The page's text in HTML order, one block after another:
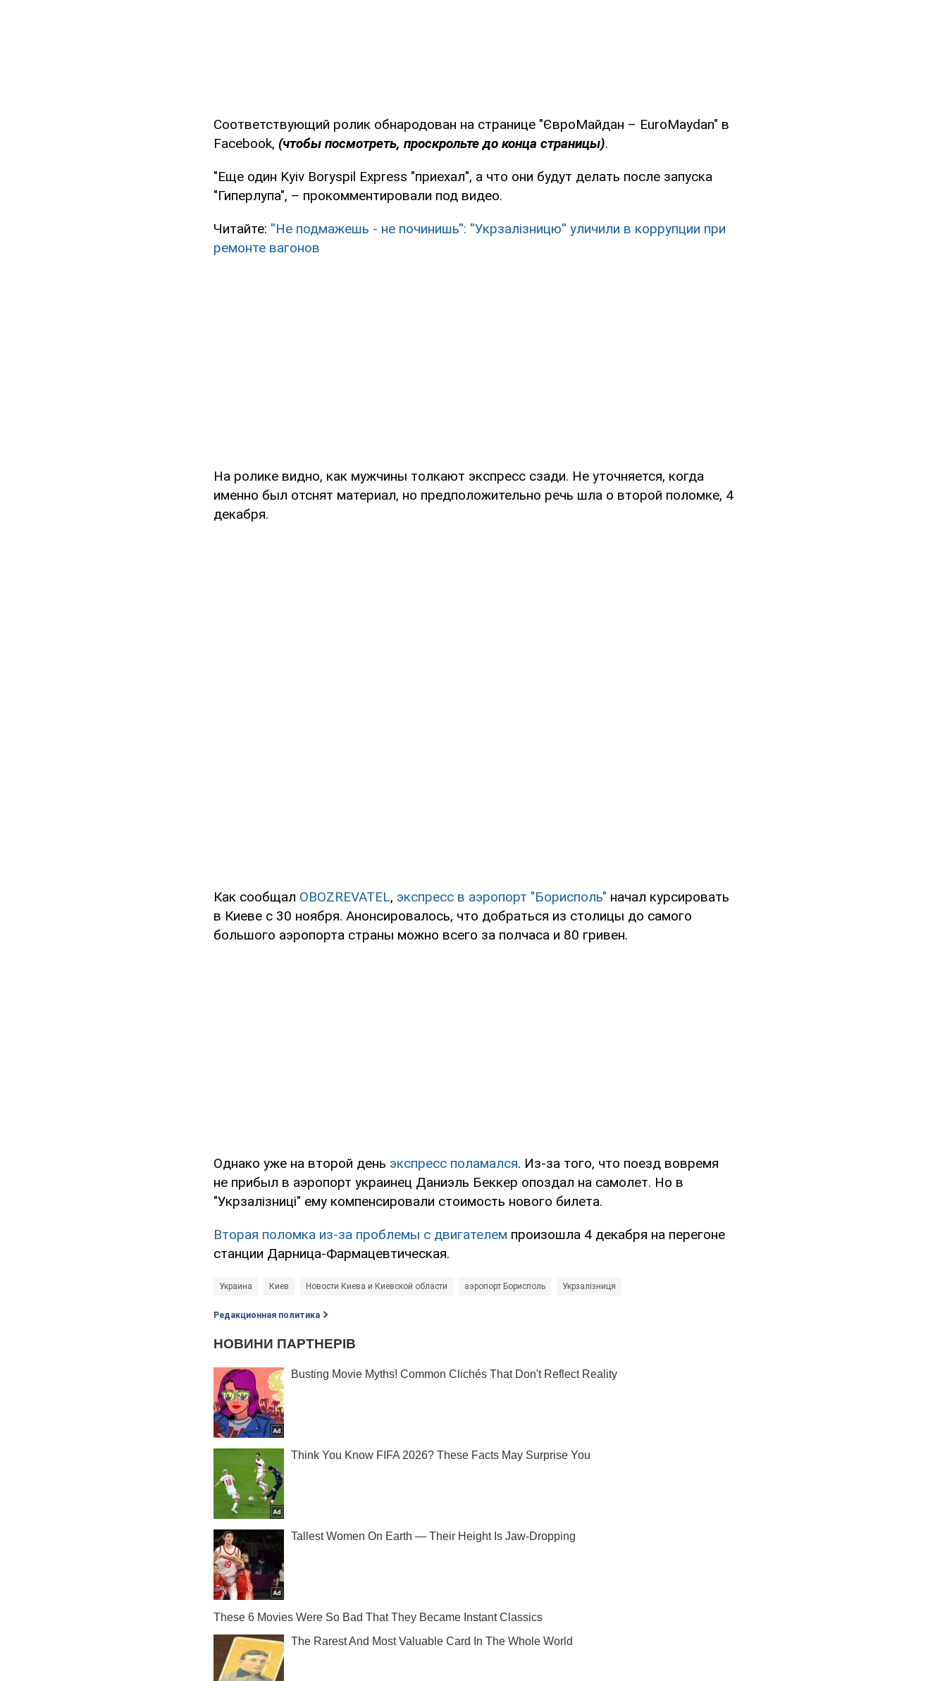
Соответствующий ролик обнародован на странице "ЄвроМайдан – EuroMaydan" в
Facebook, (чтобы посмотреть, проскрольте до конца страницы).
"Еще один Kyiv Boryspil Express "приехал", а что они будут делать после запуска
"Гиперлупа", – прокомментировали под видео.
Читайте: ''Не подмажешь - не починишь'': ''Укрзалізницю'' уличили в коррупции при
ремонте вагонов
На ролике видно, как мужчины толкают экспресс сзади. Не уточняется, когда
именно был отснят материал, но предположительно речь шла о второй поломке, 4
декабря.
Как сообщал OBOZREVATEL, экспресс в аэропорт "Борисполь" начал курсировать
в Киеве с 30 ноября. Анонсировалось, что добраться из столицы до самого
большого аэропорта страны можно всего за полчаса и 80 гривен.
Однако уже на второй день экспресс поламался. Из-за того, что поезд вовремя
не прибыл в аэропорт украинец Даниэль Беккер опоздал на самолет. Но в
"Укрзалізниці" ему компенсировали стоимость нового билета.
Вторая поломка из-за проблемы с двигателем произошла 4 декабря на перегоне
станции Дарница-Фармацевтическая.
Украина Киев Новости Киева и Киевской области аэропорт Борисполь Укрзалізниця
Редакционная политика